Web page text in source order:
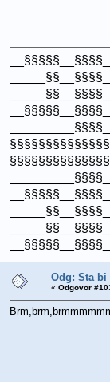
Odg: Sta
« Odgovor